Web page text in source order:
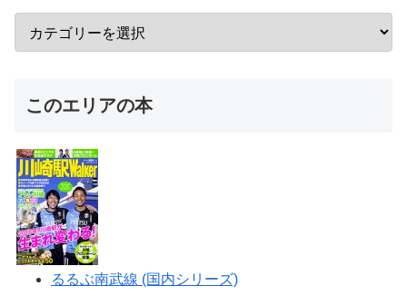
このエリアの本
るるぶ南武線 (国内シリーズ)